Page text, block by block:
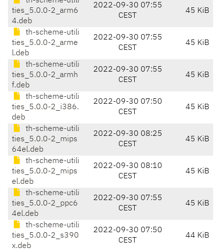
ties_5.0.0-2_arm6
4.deb
2022-09-30 07:55
CEST
45 KiB
th-scheme-utili
ties_5.0.0-2_arme
l.deb
2022-09-30 07:55
CEST
45 KiB
th-scheme-utili
ties_5.0.0-2_armh
f.deb
2022-09-30 07:55
CEST
45 KiB
th-scheme-utili
ties_5.0.0-2_i386.
deb
2022-09-30 07:50
CEST
45 KiB
th-scheme-utili
ties_5.0.0-2_mips
64el.deb
2022-09-30 08:25
CEST
45 KiB
th-scheme-utili
ties_5.0.0-2_mips
el.deb
2022-09-30 08:10
CEST
45 KiB
th-scheme-utili
ties_5.0.0-2_ppc6
4el.deb
2022-09-30 07:55
CEST
45 KiB
th-scheme-utili
ties_5.0.0-2_s390
x.deb
2022-09-30 07:50
CEST
44 KiB